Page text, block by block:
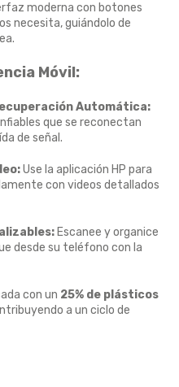
moderna con botones
necesita,guiándolo de
Móvil:
Automática:
que se reconectan
de señal.
Use la aplicación HP para
con videos detallados
Escanee y organice
desde su teléfono con la
con un 25% de plásticos
a un ciclo de